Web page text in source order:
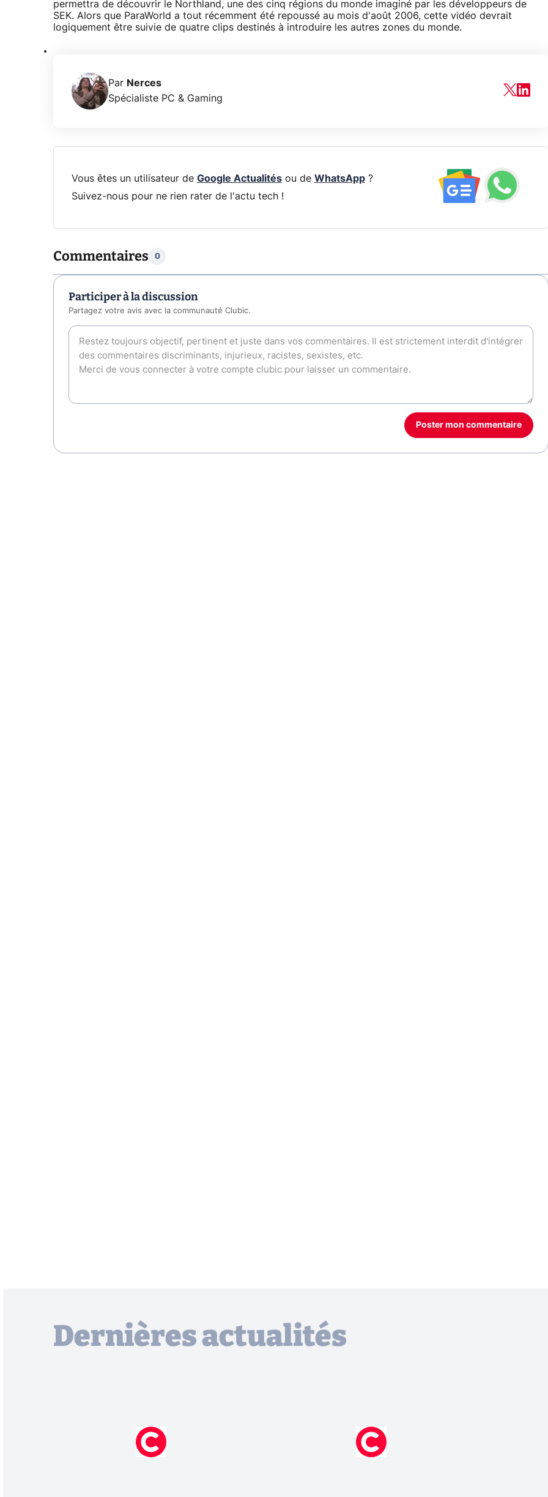
permettra de découvrir le Northland, une des cinq régions du monde imaginé par les développeurs de
SEK. Alors que ParaWorld a tout récemment été repoussé au mois d'août 2006, cette vidéo devrait
logiquement être suivie de quatre clips destinés à introduire les autres zones du monde.
Par Nerces
Spécialiste PC & Gaming
Vous êtes un utilisateur de Google Actualitésou de WhatsApp?
Suivez-nous pour ne rien rater de l'actu tech !
Commentaires 0
Participer à la discussion
Partagez votre avis avec la communauté Clubic.
Poster mon commentaire
Dernières actualités